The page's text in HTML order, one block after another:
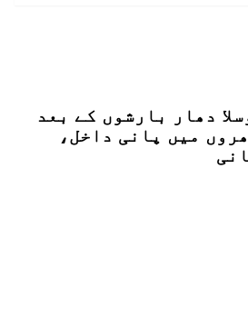
دھار بارشوں کے بعد
میں پانی داخل،